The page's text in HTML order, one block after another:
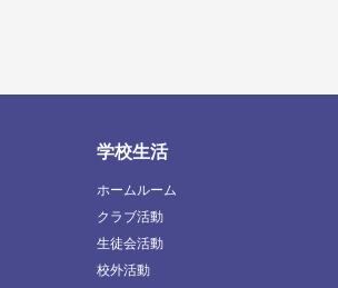
学校生活
ホームルーム
クラブ活動
生徒会活動
校外活動